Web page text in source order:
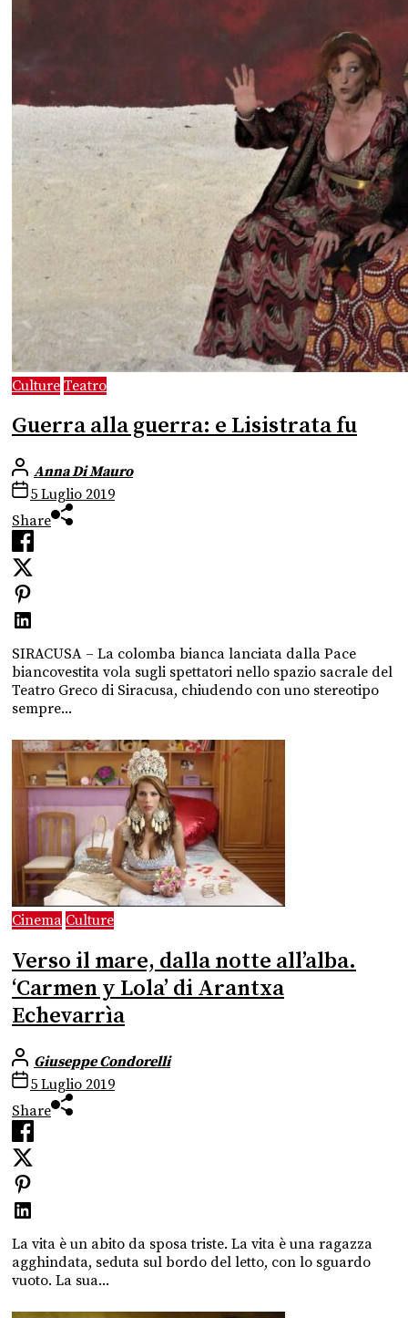
Culture Teatro
Guerra alla guerra: e Lisistrata fu
Anna Di Mauro
5 Luglio 2019
Share
SIRACUSA – La colomba bianca lanciata dalla Pace
biancovestita vola sugli spettatori nello spazio sacrale del
Teatro Greco di Siracusa, chiudendo con uno stereotipo
sempre...
Cinema Culture
Verso il mare, dalla notte all’alba.
‘Carmen y Lola’ di Arantxa
Echevarrìa
Giuseppe Condorelli
5 Luglio 2019
Share
La vita è un abito da sposa triste. La vita è una ragazza
agghindata, seduta sul bordo del letto, con lo sguardo
vuoto. La sua...